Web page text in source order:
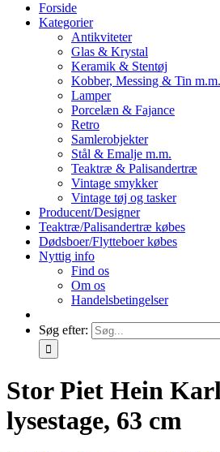
Forside
Kategorier
Antikviteter
Glas & Krystal
Keramik & Stentøj
Kobber, Messing & Tin m.m.
Lamper
Porcelæn & Fajance
Retro
Samlerobjekter
Stål & Emalje m.m.
Teaktræ & Palisandertræ
Vintage smykker
Vintage tøj og tasker
Producent/Designer
Teaktræ/Palisandertræ købes
Dødsboer/Flytteboer købes
Nyttig info
Find os
Om os
Handelsbetingelser
Søg efter:
Stor Piet Hein
lysestage, 63 cm